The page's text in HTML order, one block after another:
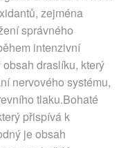
zejména
správného
intenzivní
draslíku, který
nervového systému,
tlaku.Bohaté
přispívá k
je obsah